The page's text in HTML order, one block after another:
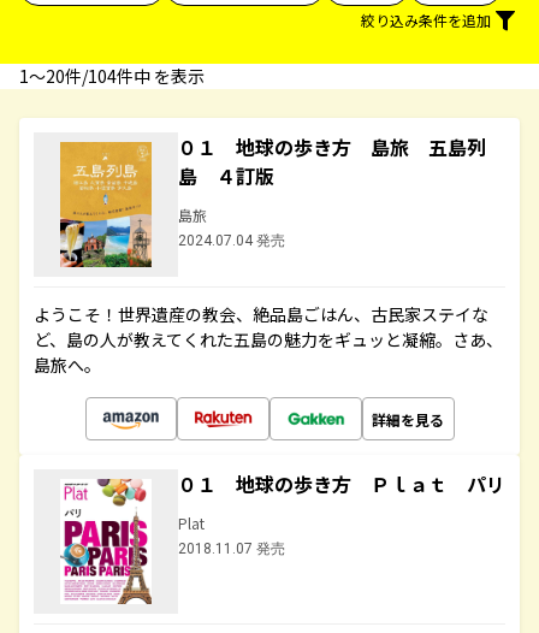
絞り込み条件を追加
1〜20件/104件中 を表示
０１ 地球の歩き方 島旅 五島列
島 ４訂版
島旅
2024.07.04 発売
ようこそ！世界遺産の教会、絶品島ごはん、古民家ステイな
ど、島の人が教えてくれた五島の魅力をギュッと凝縮。さあ、
島旅へ。
詳細を見る
０１ 地球の歩き方 Ｐｌａｔ パリ
Plat
2018.11.07 発売